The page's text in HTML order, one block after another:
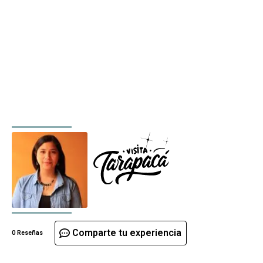
0 Reseñas Comparte tu experiencia